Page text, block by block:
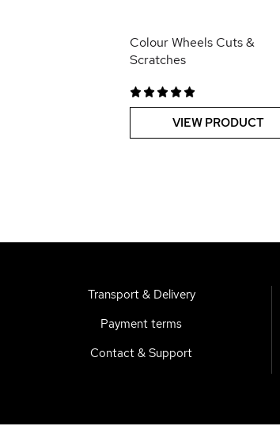
Colour Wheels Cuts &
Scratches
VIEW PRODUCT
Transport & Delivery
Payment terms
Contact & Support